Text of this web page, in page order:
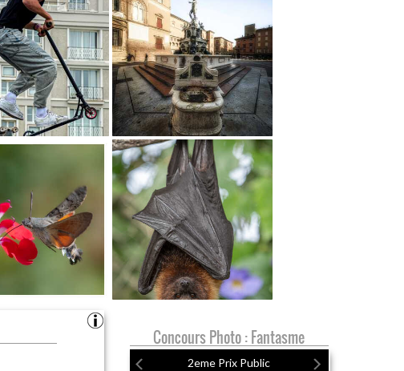
Concours Photo : Fantasme
2eme Prix Public